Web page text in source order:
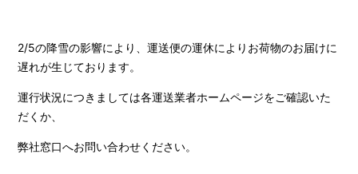
2/5の降雪の影響により、運送便の運休によりお荷物のお届けに
遅れが生じております。
運行状況につきましては各運送業者ホームページをご確認いた
だくか、
弊社窓口へお問い合わせください。